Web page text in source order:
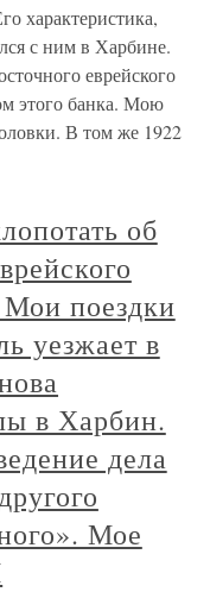
характеристика,
с ним в Харбине.
еврейского
этого банка. Мою
В том же 1922
об
Мои поездки
уезжает в
в Харбин.
дела
Мое